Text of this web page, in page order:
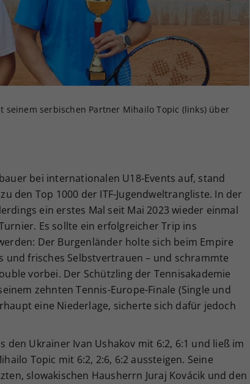
serbischen Partner Mihailo Topic (links) über
bei internationalen U18-Events auf, stand
den Top 1000 der ITF-Jugendweltrangliste. In der
ein erstes Mal seit Mai 2023 wieder einmal
Es sollte ein erfolgreicher Trip ins
Der Burgenländer holte sich beim Empire
und frisches Selbstvertrauen – und schrammte
vorbei. Der Schützling der Tennisakademie
zehnten Tennis-Europe-Finale (Single und
eine Niederlage, sicherte sich dafür jedoch
den Ukrainer Ivan Ushakov mit 6:2, 6:1 und ließ im
Topic mit 6:2, 2:6, 6:2 aussteigen. Seine
slowakischen Hausherrn Juraj Kovácik und den
Ihrer vorgenommen Einstellungen, falls der
Webseiten-Betreiber dies eingestellt hat.